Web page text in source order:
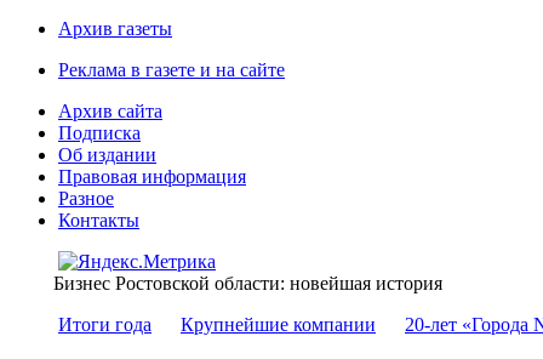
Архив газеты
Реклама в газете и на сайте
Архив сайта
Подписка
Об издании
Правовая информация
Разное
Контакты
Бизнес Ростовской области: новейшая история
Итоги года
Крупнейшие компании 20-лет «Города